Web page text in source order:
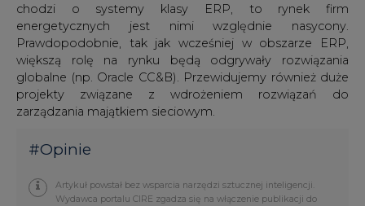
chodzi o systemy klasy ERP, to rynek firm
energetycznych jest nimi względnie nasycony.
Prawdopodobnie, tak jak wcześniej w obszarze ERP,
większą rolę na rynku będą odgrywały rozwiązania
globalne (np. Oracle CC&B). Przewidujemy również duże
projekty związane z wdrożeniem rozwiązań do
zarządzania majątkiem sieciowym.
#Opinie
Artykuł powstał bez wsparcia narzędzi sztucznej inteligencji.
Wydawca portalu CIRE zgadza się na włączenie publikacji do